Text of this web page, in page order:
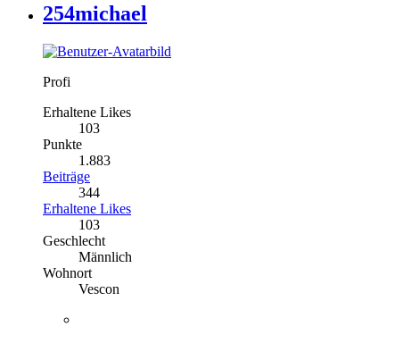
254michael
Profi
Erhaltene Likes
103
Punkte
1.883
Beiträge
344
Erhaltene Likes
103
Geschlecht
Männlich
Wohnort
Vescon